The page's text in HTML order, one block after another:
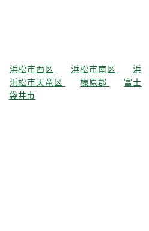
浜松市西区 浜松市南区
浜
浜松市天竜区 榛原郡
富士
袋井市